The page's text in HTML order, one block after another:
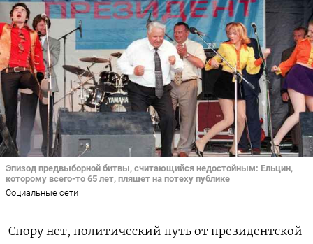
Эпизод предвыборной битвы, считающийся недостойным: Ельцин,
которому всего-то 65 лет, пляшет на потеху публике
Социальные сети
Спору нет, политический путь от президентской